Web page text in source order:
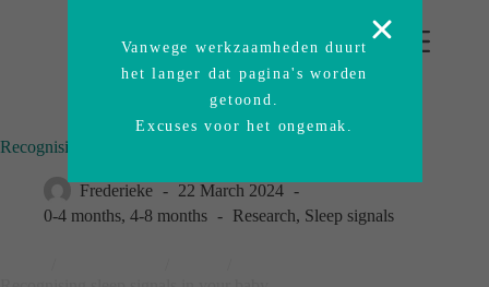
Recognising sleep signals in your baby
Frederieke
22 March 2024
0-4 months, 4-8 months Research, Sleep signals
Vanwege werkzaamheden duurt
het langer dat pagina's worden
getoond.
Excuses voor het ongemak.